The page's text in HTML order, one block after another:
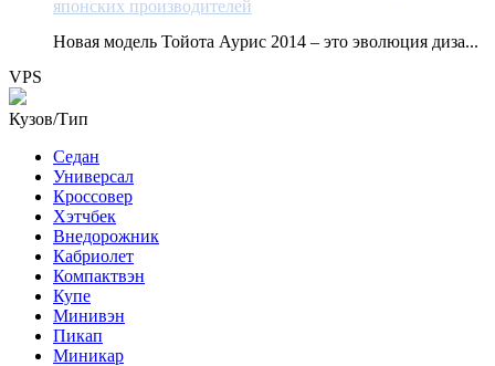
японских производителей
Новая модель Тойота Аурис 2014 – это эволюция диза...
VPS
Кузов/Тип
Седан
Универсал
Кроссовер
Хэтчбек
Внедорожник
Кабриолет
Компактвэн
Купе
Минивэн
Пикап
Миникар